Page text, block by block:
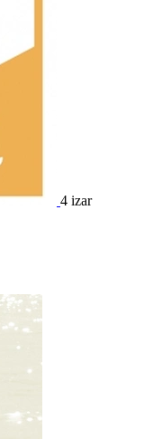
4 izar